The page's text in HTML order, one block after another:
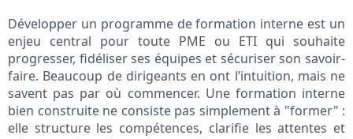
Développer un programme de formation interne est un
enjeu central pour toute PME ou ETI qui souhaite
progresser, fidéliser ses équipes et sécuriser son savoir-
faire. Beaucoup de dirigeants en ont l’intuition, mais ne
savent pas par où commencer. Une formation interne
bien construite ne consiste pas simplement à "former" :
elle structure les compétences, clarifie les attentes et